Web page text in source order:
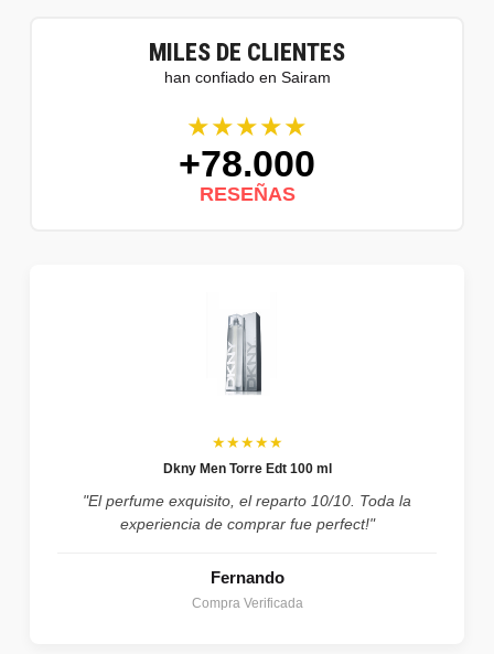
MILES DE CLIENTES
han confiado en Sairam
★★★★★
+78.000
RESEÑAS
★★★★★
Dkny Men Torre Edt 100 ml
"El perfume exquisito, el reparto 10/10. Toda la
experiencia de comprar fue perfect!"
Fernando
Compra Verificada